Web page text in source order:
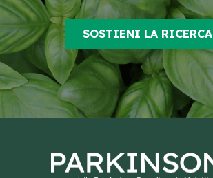
SOSTIENI LA RICERCA